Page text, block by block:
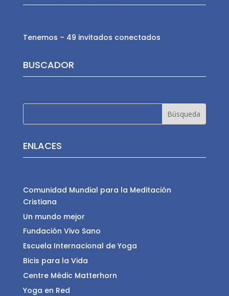
Tenemos – 49 invitados conectados
BUSCADOR
ENLACES
Comunidad Mundial para la Meditación
Cristiana
Un mundo mejor
Fundación Vivo Sano
Escuela Internacional de Yoga
Bicis para la Vida
Centre Mèdic Matterhorn
Yoga en Red